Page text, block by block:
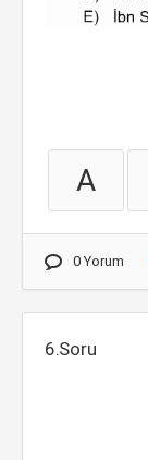
A
0 Yorum
6.Soru